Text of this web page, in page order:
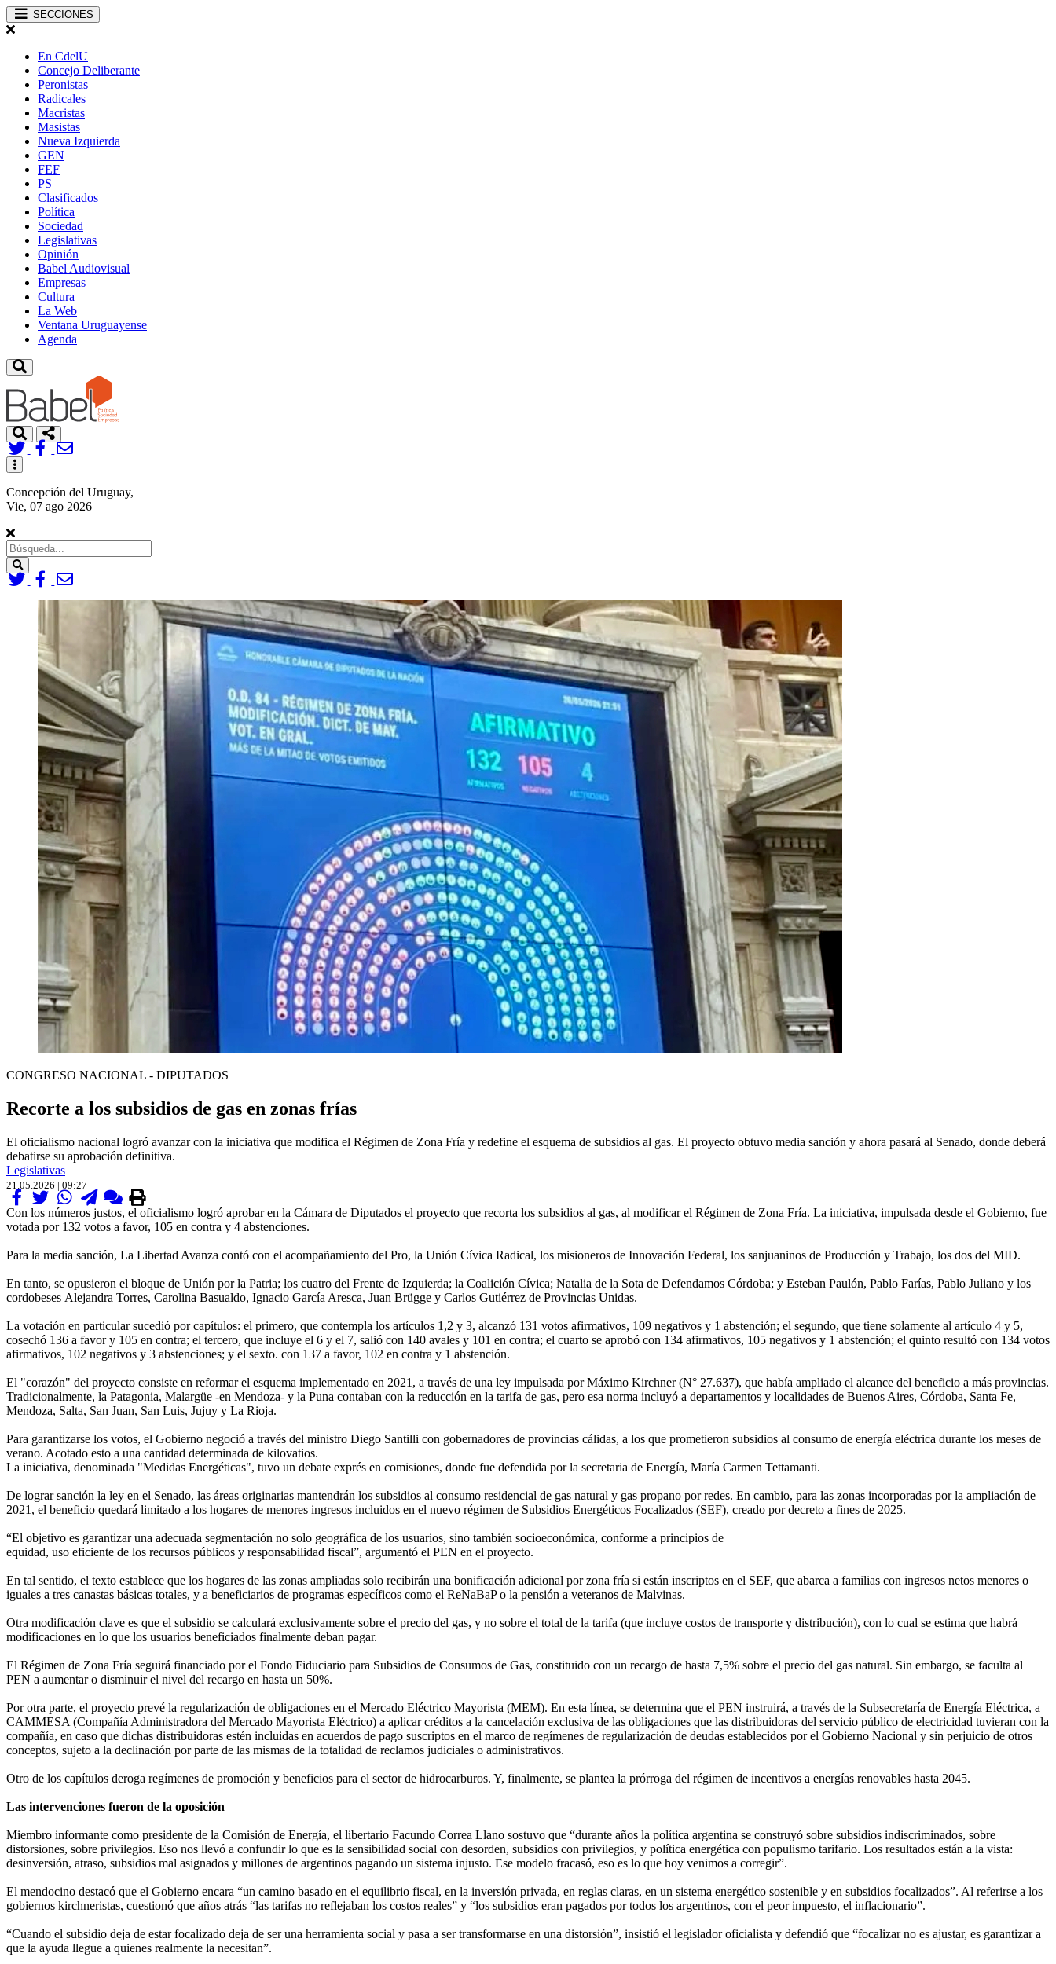
SECCIONES
En CdelU
Concejo Deliberante
Peronistas
Radicales
Macristas
Masistas
Nueva Izquierda
GEN
FEF
PS
Clasificados
Política
Sociedad
Legislativas
Opinión
Babel Audiovisual
Empresas
Cultura
La Web
Ventana Uruguayense
Agenda
Toggle
navigation
Concepción del Uruguay,
Vie, 07 ago 2026
Search
CONGRESO NACIONAL - DIPUTADOS
Recorte a los subsidios de gas en zonas frías
El oficialismo nacional logró avanzar con la iniciativa que modifica el Régimen de Zona Fría y redefine el esquema de subsidios al gas. El proyecto obtuvo media sanción y ahora pasará al Senado, donde deberá
debatirse su aprobación definitiva.
Legislativas
21.05.2026 | 09:27
Con los números justos, el oficialismo logró aprobar en la Cámara de Diputados el proyecto que recorta los subsidios al gas, al modificar el Régimen de Zona Fría. La iniciativa, impulsada desde el Gobierno, fue
votada por 132 votos a favor, 105 en contra y 4 abstenciones.
Para la media sanción, La Libertad Avanza contó con el acompañamiento del Pro, la Unión Cívica Radical, los misioneros de Innovación Federal, los sanjuaninos de Producción y Trabajo, los dos del MID.
En tanto, se opusieron el bloque de Unión por la Patria; los cuatro del Frente de Izquierda; la Coalición Cívica; Natalia de la Sota de Defendamos Córdoba; y Esteban Paulón, Pablo Farías, Pablo Juliano y los
cordobeses Alejandra Torres, Carolina Basualdo, Ignacio García Aresca, Juan Brügge y Carlos Gutiérrez de Provincias Unidas.
La votación en particular sucedió por capítulos: el primero, que contempla los artículos 1,2 y 3, alcanzó 131 votos afirmativos, 109 negativos y 1 abstención; el segundo, que tiene solamente al artículo 4 y 5,
cosechó 136 a favor y 105 en contra; el tercero, que incluye el 6 y el 7, salió con 140 avales y 101 en contra; el cuarto se aprobó con 134 afirmativos, 105 negativos y 1 abstención; el quinto resultó con 134 votos
afirmativos, 102 negativos y 3 abstenciones; y el sexto. con 137 a favor, 102 en contra y 1 abstención.
El "corazón" del proyecto consiste en reformar el esquema implementado en 2021, a través de una ley impulsada por Máximo Kirchner (N° 27.637), que había ampliado el alcance del beneficio a más provincias.
Tradicionalmente, la Patagonia, Malargüe -en Mendoza- y la Puna contaban con la reducción en la tarifa de gas, pero esa norma incluyó a departamentos y localidades de Buenos Aires, Córdoba, Santa Fe,
Mendoza, Salta, San Juan, San Luis, Jujuy y La Rioja.
Para garantizarse los votos, el Gobierno negoció a través del ministro Diego Santilli con gobernadores de provincias cálidas, a los que prometieron subsidios al consumo de energía eléctrica durante los meses de
verano. Acotado esto a una cantidad determinada de kilovatios.
La iniciativa, denominada "Medidas Energéticas", tuvo un debate exprés en comisiones, donde fue defendida por la secretaria de Energía, María Carmen Tettamanti.
De lograr sanción la ley en el Senado, las áreas originarias mantendrán los subsidios al consumo residencial de gas natural y gas propano por redes. En cambio, para las zonas incorporadas por la ampliación de
2021, el beneficio quedará limitado a los hogares de menores ingresos incluidos en el nuevo régimen de Subsidios Energéticos Focalizados (SEF), creado por decreto a fines de 2025.
“El objetivo es garantizar una adecuada segmentación no solo geográfica de los usuarios, sino también socioeconómica, conforme a principios de
equidad, uso eficiente de los recursos públicos y responsabilidad fiscal”, argumentó el PEN en el proyecto.
En tal sentido, el texto establece que los hogares de las zonas ampliadas solo recibirán una bonificación adicional por zona fría si están inscriptos en el SEF, que abarca a familias con ingresos netos menores o
iguales a tres canastas básicas totales, y a beneficiarios de programas específicos como el ReNaBaP o la pensión a veteranos de Malvinas.
Otra modificación clave es que el subsidio se calculará exclusivamente sobre el precio del gas, y no sobre el total de la tarifa (que incluye costos de transporte y distribución), con lo cual se estima que habrá
modificaciones en lo que los usuarios beneficiados finalmente deban pagar.
El Régimen de Zona Fría seguirá financiado por el Fondo Fiduciario para Subsidios de Consumos de Gas, constituido con un recargo de hasta 7,5% sobre el precio del gas natural. Sin embargo, se faculta al
PEN a aumentar o disminuir el nivel del recargo en hasta un 50%.
Por otra parte, el proyecto prevé la regularización de obligaciones en el Mercado Eléctrico Mayorista (MEM). En esta línea, se determina que el PEN instruirá, a través de la Subsecretaría de Energía Eléctrica, a
CAMMESA (Compañía Administradora del Mercado Mayorista Eléctrico) a aplicar créditos a la cancelación exclusiva de las obligaciones que las distribuidoras del servicio público de electricidad tuvieran con la
compañía, en caso que dichas distribuidoras estén incluidas en acuerdos de pago suscriptos en el marco de regímenes de regularización de deudas establecidos por el Gobierno Nacional y sin perjuicio de otros
conceptos, sujeto a la declinación por parte de las mismas de la totalidad de reclamos judiciales o administrativos.
Otro de los capítulos deroga regímenes de promoción y beneficios para el sector de hidrocarburos. Y, finalmente, se plantea la prórroga del régimen de incentivos a energías renovables hasta 2045.
Las intervenciones fueron de la oposición
Miembro informante como presidente de la Comisión de Energía, el libertario Facundo Correa Llano sostuvo que “durante años la política argentina se construyó sobre subsidios indiscriminados, sobre
distorsiones, sobre privilegios. Eso nos llevó a confundir lo que es la sensibilidad social con desorden, subsidios con privilegios, y política energética con populismo tarifario. Los resultados están a la vista:
desinversión, atraso, subsidios mal asignados y millones de argentinos pagando un sistema injusto. Ese modelo fracasó, eso es lo que hoy venimos a corregir”.
El mendocino destacó que el Gobierno encara “un camino basado en el equilibrio fiscal, en la inversión privada, en reglas claras, en un sistema energético sostenible y en subsidios focalizados”. Al referirse a los
gobiernos kirchneristas, cuestionó que años atrás “las tarifas no reflejaban los costos reales” y “los subsidios eran pagados por todos los argentinos, con el peor impuesto, el inflacionario”.
“Cuando el subsidio deja de estar focalizado deja de ser una herramienta social y pasa a ser transformarse en una distorsión”, insistió el legislador oficialista y defendió que “focalizar no es ajustar, es garantizar a
que la ayuda llegue a quienes realmente la necesitan”.